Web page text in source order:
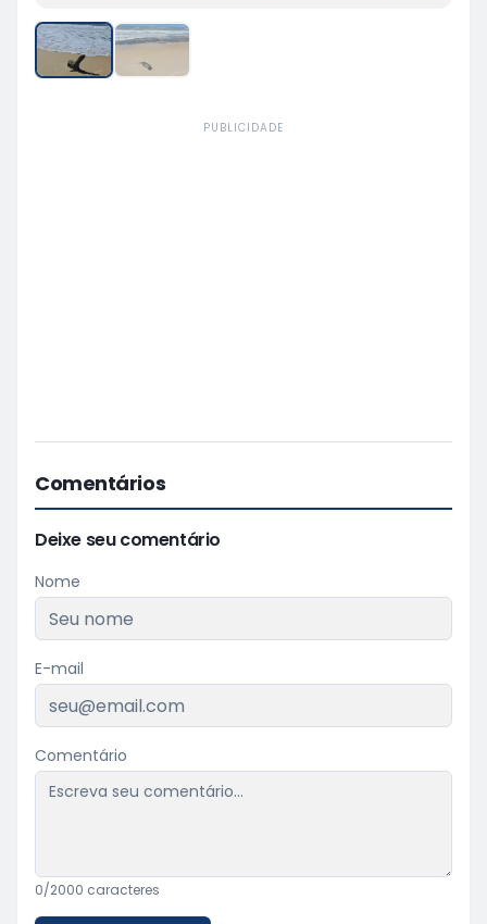
PUBLICIDADE
Comentários
Deixe seu comentário
Nome
E-mail
Comentário
0/2000 caracteres